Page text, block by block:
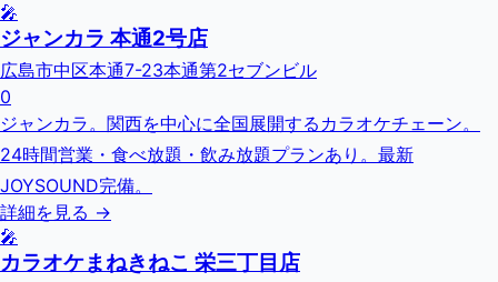
🎤
ジャンカラ 本通2号店
広島市中区本通7-23本通第2セブンビル
0
ジャンカラ。関西を中心に全国展開するカラオケチェーン。
24時間営業・食べ放題・飲み放題プランあり。最新
JOYSOUND完備。
詳細を見る →
🎤
カラオケまねきねこ 栄三丁目店